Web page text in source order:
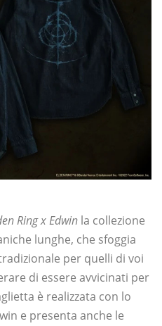
Ring x Edwin la collezione
lunghe, che sfoggia
per quelli di voi
di essere avvicinati per
è realizzata con lo
e presenta anche le